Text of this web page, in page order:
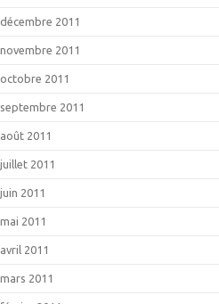
décembre 2011
novembre 2011
octobre 2011
septembre 2011
août 2011
juillet 2011
juin 2011
mai 2011
avril 2011
mars 2011